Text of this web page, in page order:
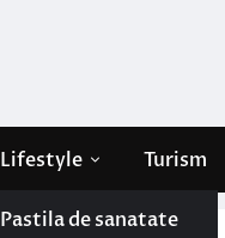
Lifestyle
Pastila de sanatate
Turism